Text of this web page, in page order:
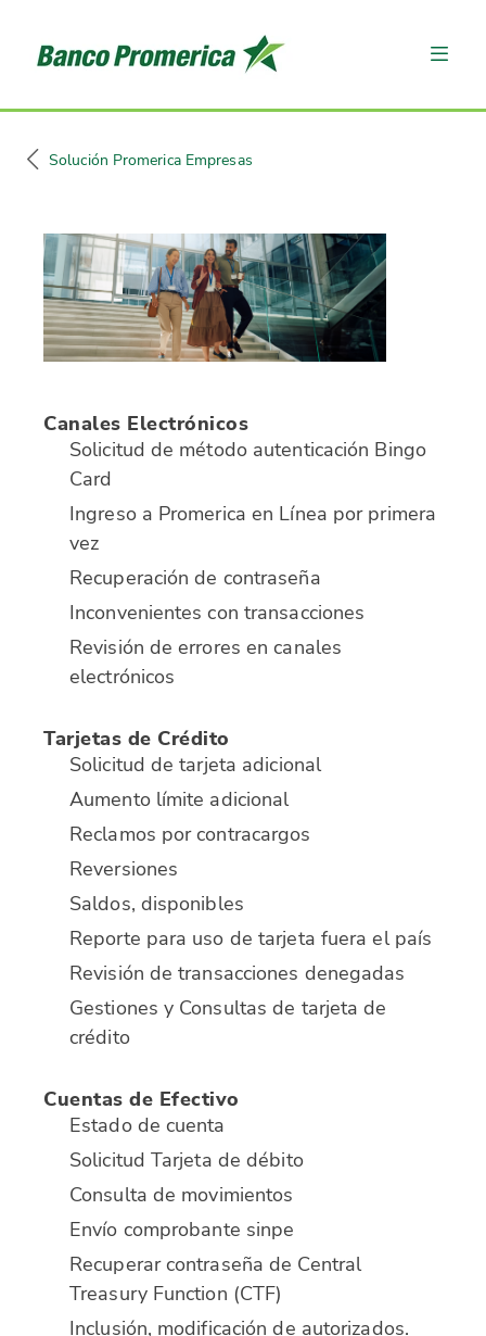
Solución Promerica Empresas
Canales Electrónicos
Solicitud de método autenticación Bingo
Card
Ingreso a Promerica en Línea por primera
vez
Recuperación de contraseña
Inconvenientes con transacciones
Revisión de errores en canales
electrónicos
Tarjetas de Crédito
Solicitud de tarjeta adicional
Aumento límite adicional
Reclamos por contracargos
Reversiones
Saldos, disponibles
Reporte para uso de tarjeta fuera el país
Revisión de transacciones denegadas
Gestiones y Consultas de tarjeta de
crédito
Cuentas de Efectivo
Estado de cuenta
Solicitud Tarjeta de débito
Consulta de movimientos
Envío comprobante sinpe
Recuperar contraseña de Central
Treasury Function (CTF)
Inclusión, modificación de autorizados.